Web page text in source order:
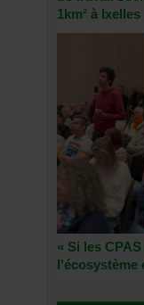
1km² à Ixelles
« Si les
l'écosystème